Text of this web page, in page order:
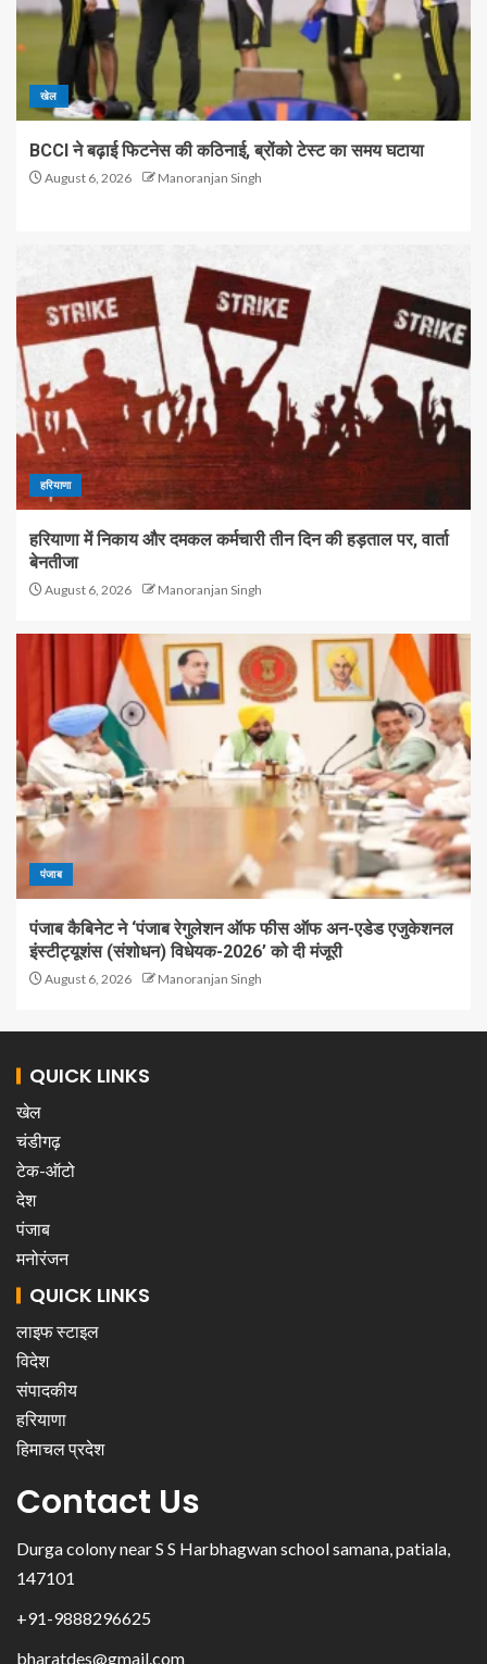
खेल
BCCI ने बढ़ाई फिटनेस की कठिनाई, ब्रोंको टेस्ट का समय घटाया
August 6, 2026 Manoranjan Singh
हरियाणा
हरियाणा में निकाय और दमकल कर्मचारी तीन दिन की हड़ताल पर, वार्ता
बेनतीजा
August 6, 2026 Manoranjan Singh
पंजाब
पंजाब कैबिनेट ने ‘पंजाब रेगुलेशन ऑफ फीस ऑफ अन-एडेड एजुकेशनल
इंस्टीट्यूशंस (संशोधन) विधेयक-2026’ को दी मंजूरी
August 6, 2026 Manoranjan Singh
QUICK LINKS
खेल
चंडीगढ़
टेक-ऑटो
देश
पंजाब
मनोरंजन
QUICK LINKS
लाइफ स्टाइल
विदेश
संपादकीय
हरियाणा
हिमाचल प्रदेश
Contact Us
Durga colony near S S Harbhagwan school samana, patiala,
147101
+91-9888296625
bharatdes@gmail.com